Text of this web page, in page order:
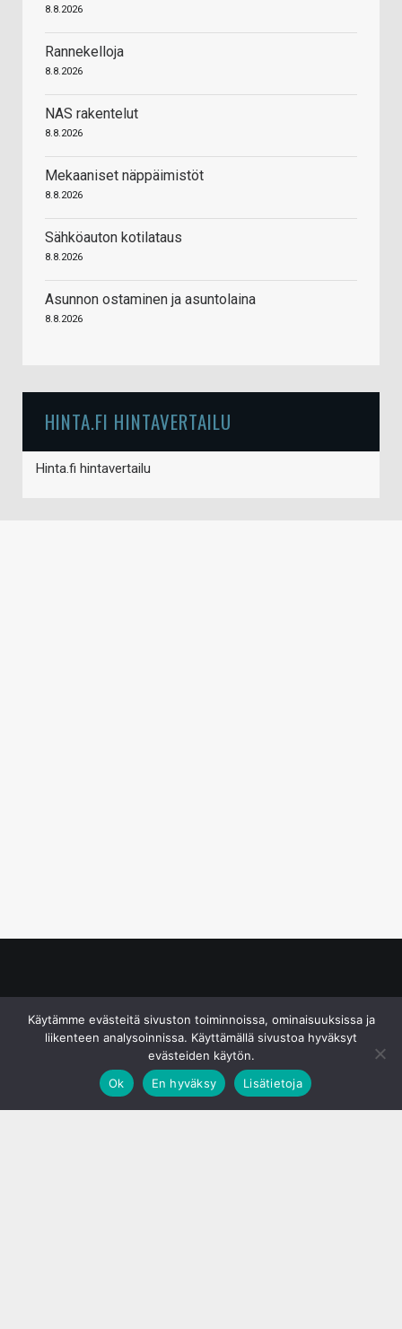
8.8.2026
Rannekelloja
8.8.2026
NAS rakentelut
8.8.2026
Mekaaniset näppäimistöt
8.8.2026
Sähköauton kotilataus
8.8.2026
Asunnon ostaminen ja asuntolaina
8.8.2026
HINTA.FI HINTAVERTAILU
Hinta.fi hintavertailu
Käytämme evästeitä sivuston toiminnoissa, ominaisuuksissa ja
liikenteen analysoinnissa. Käyttämällä sivustoa hyväksyt
evästeiden käytön.
Ok
En hyväksy Lisätietoja